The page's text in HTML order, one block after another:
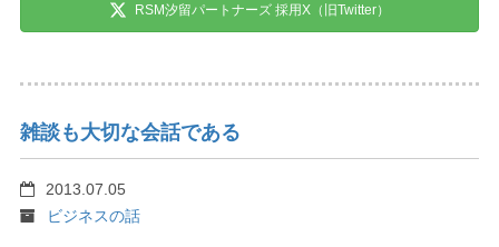
RSM汐留パートナーズ 採用X（旧Twitter）
雑談も大切な会話である
2013.07.05
ビジネスの話